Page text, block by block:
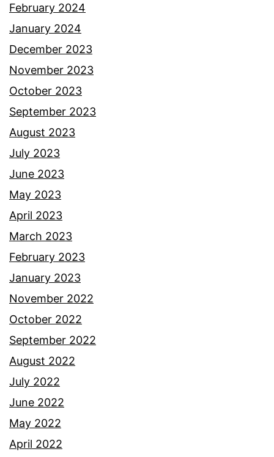
February 2024
January 2024
December 2023
November 2023
October 2023
September 2023
August 2023
July 2023
June 2023
May 2023
April 2023
March 2023
February 2023
January 2023
November 2022
October 2022
September 2022
August 2022
July 2022
June 2022
May 2022
April 2022